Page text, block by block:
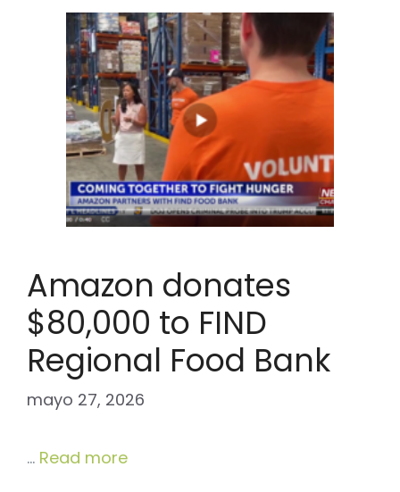
Amazon donates
$80,000 to FIND
Regional Food Bank
mayo 27, 2026
… Read more